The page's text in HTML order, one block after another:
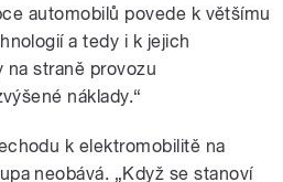
automobilů povede k většímu
a tedy i k jejich
na straně provozu
náklady.“
k elektromobilitě na
neobává. „Když se stanoví